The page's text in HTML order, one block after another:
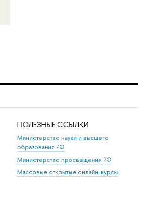
ПОЛЕЗНЫЕ ССЫЛКИ
Министерство науки и высшего
образования РФ
Министерство просвещения РФ
Массовые открытые онлайн-курсы